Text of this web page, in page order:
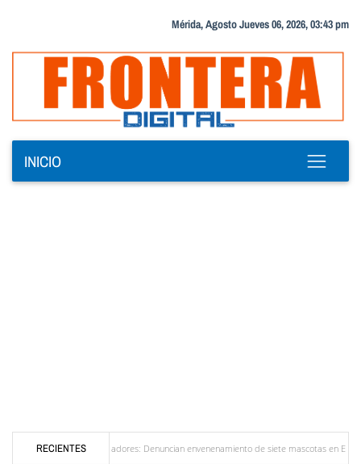
Mérida, Agosto Jueves 06, 2026, 03:43 pm
INICIO
RECIENTES
en Bailadores: Denuncian envenenamiento de siete mascotas en El Rincón de La Laguna